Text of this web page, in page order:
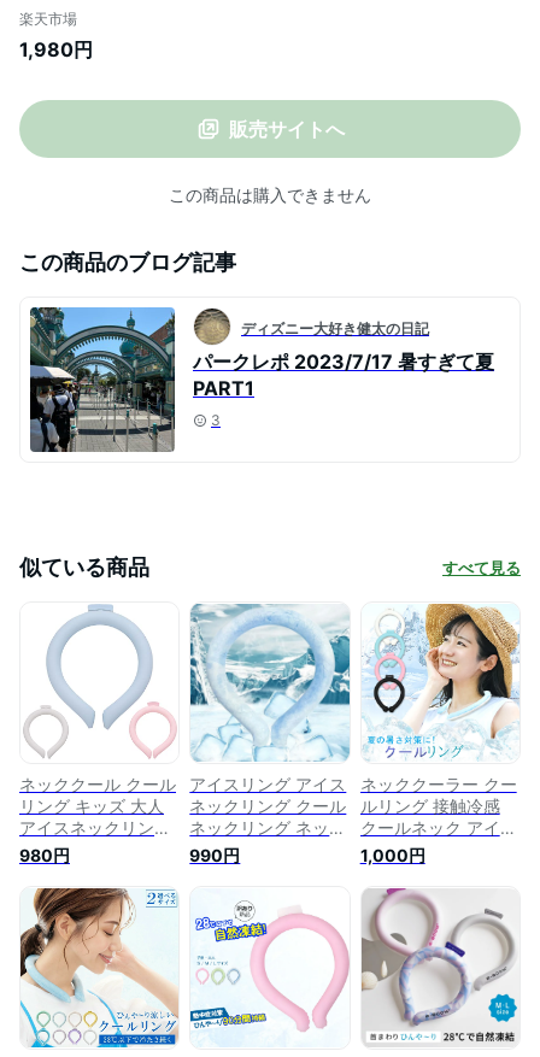
ールリング 首 冷却 クール リング 熱中症対
策 暑さ対策 熱中症 対策 冷感 冷たい ひん
楽天市場
1,980円
販売サイトへ
この商品は購入できません
この商品のブログ記事
ディズニー大好き健太の日記
パークレポ 2023/7/17 暑すぎて夏
PART1
3
似ている商品 すべて見る
ネッククール クール
リング キッズ 大人
アイスネックリング
冷却リング クールネ
ック ひんやりグッズ
首 冷却 熱中症対策
暑さ対策 冷たい ひ
んやり 冷感グッズ
(large, ブルー)
980円
アイスリング アイス
ネックリング クール
ネックリング ネック
クーラー ネッククー
ルリング クールリン
ンド ネック タオル
リング 首 首元 夏対
策 暑さ対策 熱中症
対策 冷感 冷却 冷や
す ひんやり グッズ
冷感グッズ 冷却グッ
ズ
990円
ネッククーラー クー
ルリング 接触冷感
クールネック アイス
ネックリング 大人
熱中症対策グッズ 首
冷却 リング ネック
リング 暑さ対策 グ
ッズ 冷却グッズ 涼
しい ひんやりグッズ
ネックリングクーラ
ー クールグッズ
1,000円